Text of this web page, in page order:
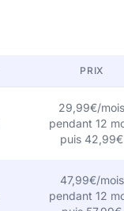
PRIX
29,99€/mois
pendant 12
puis 42,99€
47,99€/mois
pendant 12